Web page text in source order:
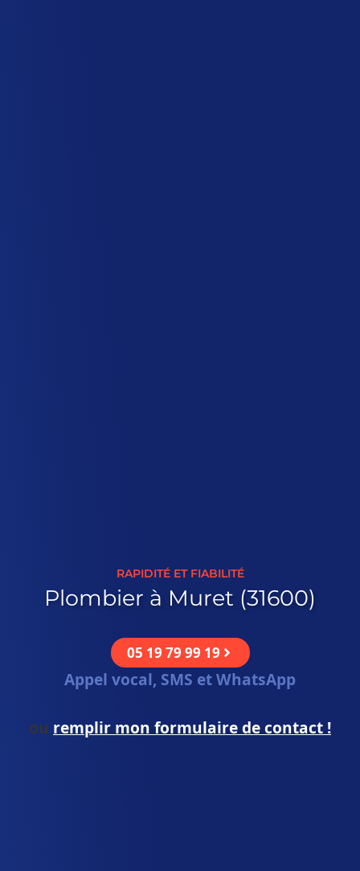
RAPIDITÉ ET FIABILITÉ
Plombier à Muret (31600)
05 19 79 99 19
Appel vocal, SMS et WhatsApp
ou remplir mon formulaire de contact !